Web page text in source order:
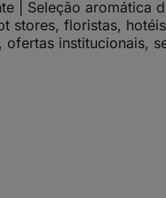
| Seleção aromática
stores, floristas,
ofertas institucionais,